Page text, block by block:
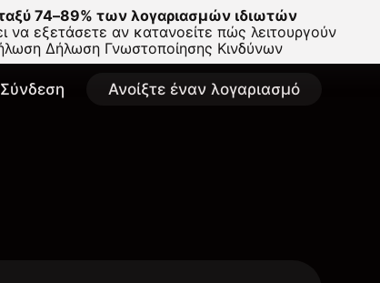
74–89% των λογαριασμών ιδιωτών
να εξετάσετε αν κατανοείτε πώς λειτουργούν
Δήλωση Γνωστοποίησης Κινδύνων
Σύνδεση Ανοίξτε έναν λογαριασμό